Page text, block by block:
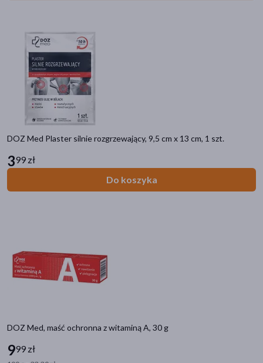
DOZ Med Plaster silnie rozgrzewający, 9,5 cm x 13 cm, 1 szt.
399 zł
Do koszyka
DOZ Med, maść ochronna z witaminą A, 30 g
999 zł
Zestaw(4)
Dostawa
Wysyłka
Odbiór w aptece
zł – zł
DOZ Med
Mężczyzna(76)